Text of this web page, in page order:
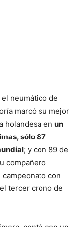
neumático de
marcó su mejor
holandesa en un
sólo 87
; y con 89 de
compañero
con
tercer crono de